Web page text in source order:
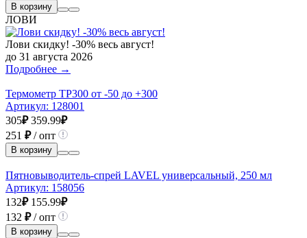
В корзину
ЛОВИ
Лови скидку! -30% весь август!
до 31 августа 2026
Подробнее →
Термометр ТР300 от -50 до +300
Артикул: 128001
305₽ 359.99₽
251 ₽/ опт
В корзину
Пятновыводитель-спрей LAVEL универсальный, 250 мл
Артикул: 158056
132₽ 155.99₽
132 ₽/ опт
В корзину